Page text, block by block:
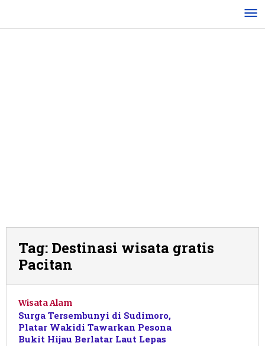
konten
Tag: Destinasi wisata gratis
Pacitan
Wisata Alam
Surga Tersembunyi di Sudimoro,
Platar Wakidi Tawarkan Pesona
Bukit Hijau Berlatar Laut Lepas